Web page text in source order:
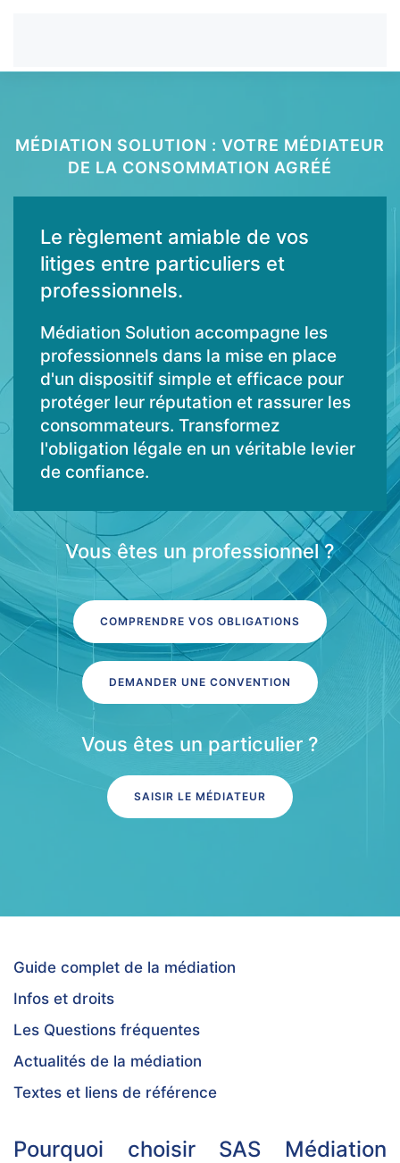
MÉDIATION SOLUTION : VOTRE MÉDIATEUR
DE LA CONSOMMATION AGRÉÉ
Le règlement amiable de vos
litiges entre particuliers et
professionnels.
Médiation Solution accompagne les
professionnels dans la mise en place
d'un dispositif simple et efficace pour
protéger leur réputation et rassurer les
consommateurs. Transformez
l'obligation légale en un véritable levier
de confiance.
Vous êtes un professionnel ?
COMPRENDRE VOS OBLIGATIONS
DEMANDER UNE CONVENTION
Vous êtes un particulier ?
SAISIR LE MÉDIATEUR
Pourquoi choisir SAS Médiation
Guide complet de la médiation
Infos et droits
Les Questions fréquentes
Actualités de la médiation
Textes et liens de référence